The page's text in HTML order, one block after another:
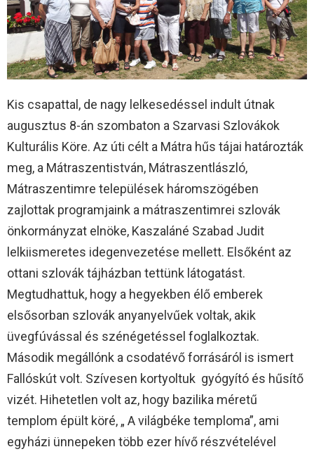
Kis csapattal, de nagy lelkesedéssel indult útnak
augusztus 8-án szombaton a Szarvasi Szlovákok
Kulturális Köre. Az úti célt a Mátra hűs tájai határozták
meg, a Mátraszentistván, Mátraszentlászló,
Mátraszentimre települések háromszögében
zajlottak programjaink a mátraszentimrei szlovák
önkormányzat elnöke, Kaszaláné Szabad Judit
lelkiismeretes idegenvezetése mellett. Elsőként az
ottani szlovák tájházban tettünk látogatást.
Megtudhattuk, hogy a hegyekben élő emberek
elsősorban szlovák anyanyelvűek voltak, akik
üvegfúvással és szénégetéssel foglalkoztak.
Második megállónk a csodatévő forrásáról is ismert
Fallóskút volt. Szívesen kortyoltuk gyógyító és hűsítő
vizét. Hihetetlen volt az, hogy bazilika méretű
templom épült köré, „ A világbéke temploma”, ami
egyházi ünnepeken több ezer hívő részvételével